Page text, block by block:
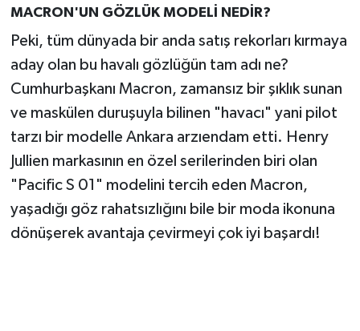
MACRON'UN GÖZLÜK MODELİ NEDİR?
Peki, tüm dünyada bir anda satış rekorları kırmaya
aday olan bu havalı gözlüğün tam adı ne?
Cumhurbaşkanı Macron, zamansız bir şıklık sunan
ve maskülen duruşuyla bilinen "havacı" yani pilot
tarzı bir modelle Ankara arzıendam etti. Henry
Jullien markasının en özel serilerinden biri olan
"Pacific S 01" modelini tercih eden Macron,
yaşadığı göz rahatsızlığını bile bir moda ikonuna
dönüşerek avantaja çevirmeyi çok iyi başardı!